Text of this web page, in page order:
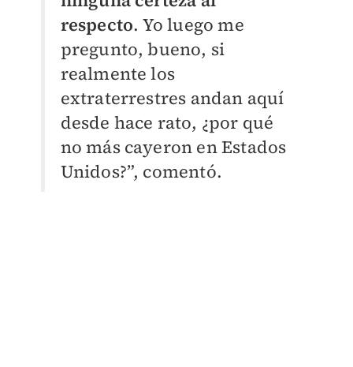
respecto. Yo luego me
pregunto, bueno, si
realmente los
extraterrestres andan aquí
desde hace rato, ¿por qué
no más cayeron en Estados
Unidos?”, comentó.